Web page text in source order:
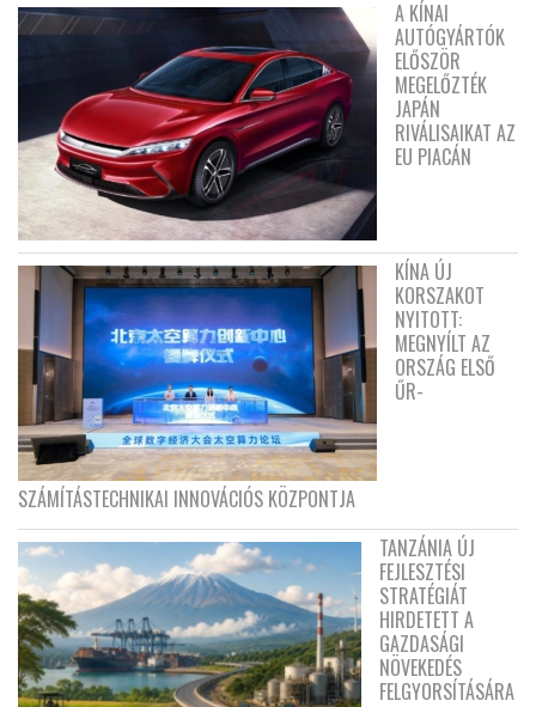
A KÍNAI
AUTÓGYÁRTÓK
ELŐSZÖR
MEGELŐZTÉK
JAPÁN
RIVÁLISAIKAT AZ
EU PIACÁN
KÍNA ÚJ
KORSZAKOT
NYITOTT:
MEGNYÍLT AZ
ORSZÁG ELSŐ
ŰR-
SZÁMÍTÁSTECHNIKAI INNOVÁCIÓS KÖZPONTJA
TANZÁNIA ÚJ
FEJLESZTÉSI
STRATÉGIÁT
HIRDETETT A
GAZDASÁGI
NÖVEKEDÉS
FELGYORSÍTÁSÁRA